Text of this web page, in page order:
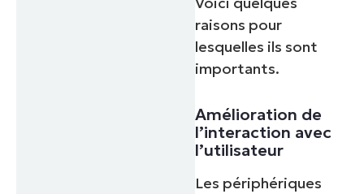
raisons pour
lesquelles ils sont
importants.
Amélioration de
l’interaction avec
l’utilisateur
Les périphériques